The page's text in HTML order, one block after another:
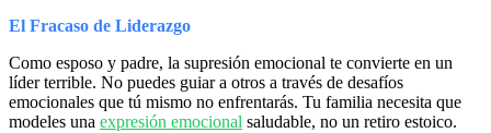
El Fracaso de Liderazgo
Como esposo y padre, la supresión emocional te convierte en un
líder terrible. No puedes guiar a otros a través de desafíos
emocionales que tú mismo no enfrentarás. Tu familia necesita que
modeles una expresión emocional saludable, no un retiro estoico.